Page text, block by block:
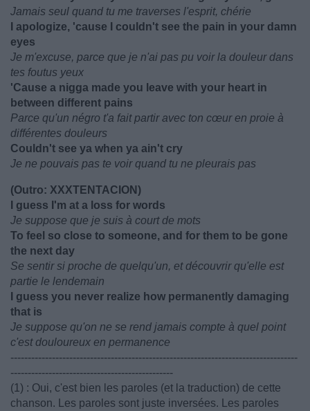
Jamais seul quand tu me traverses l'esprit, chérie
I apologize, 'cause I couldn't see the pain in your damn
eyes
Je m'excuse, parce que je n'ai pas pu voir la douleur dans
tes foutus yeux
'Cause a nigga made you leave with your heart in
between different pains
Parce qu'un négro t'a fait partir avec ton cœur en proie à
différentes douleurs
Couldn't see ya when ya ain't cry
Je ne pouvais pas te voir quand tu ne pleurais pas
(Outro: XXXTENTACION)
I guess I'm at a loss for words
Je suppose que je suis à court de mots
To feel so close to someone, and for them to be gone
the next day
Se sentir si proche de quelqu'un, et découvrir qu'elle est
partie le lendemain
I guess you never realize how permanently damaging
that is
Je suppose qu'on ne se rend jamais compte à quel point
c'est douloureux en permanence
-----------------------------------------------------------------------------------
-----------------------------------------------
(1) : Oui, c'est bien les paroles (et la traduction) de cette
chanson. Les paroles sont juste inversées. Les paroles